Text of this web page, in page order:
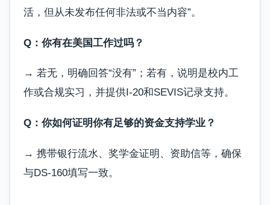
活，但从未发布任何非法或不当内容”。
Q：你有在美国工作过吗？
→ 若无，明确回答“没有”；若有，说明是校内工
作或合规实习，并提供I-20和SEVIS记录支持。
Q：你如何证明你有足够的资金支持学业？
→ 携带银行流水、奖学金证明、资助信等，确保
与DS-160填写一致。